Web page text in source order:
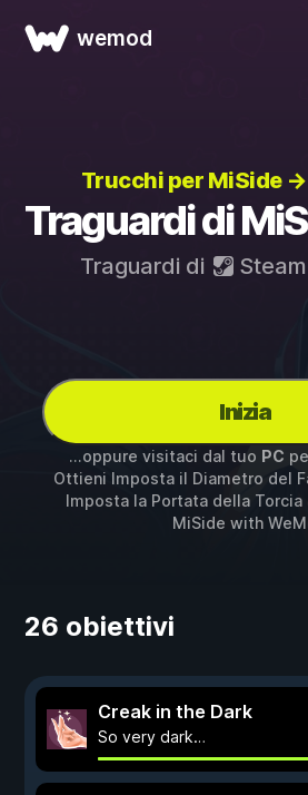
wemod
Trucchi per MiSide →
Traguardi di
Traguardi di Steam
Inizia
...oppure visitaci dal tuo PC
Ottieni Imposta il Diametro del
Imposta la Portata della Torcia
MiSide with
26 obiettivi
Creak in the Dark
So very dark…